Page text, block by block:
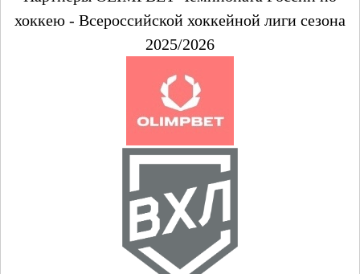
хоккею - Всероссийской хоккейной лиги сезона
2025/2026